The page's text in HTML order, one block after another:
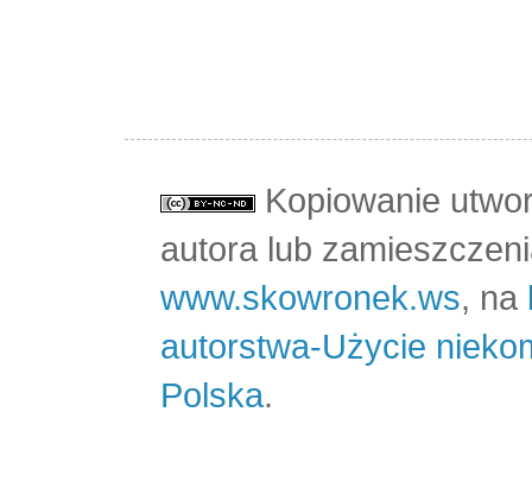
Kopiowanie
autora lub
www.skowronek.ws, na
autorstwa-Użycie
Polska.